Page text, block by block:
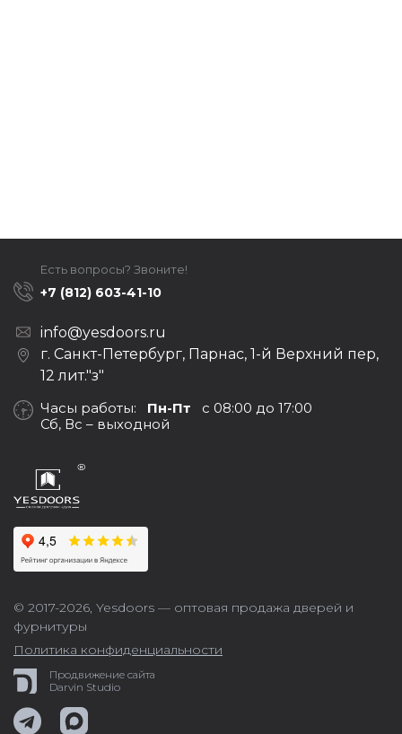
© 2017-2026, Yesdoors — оптовая продажа дверей и
фурнитуры
Политика конфиденциальности
Продвижение сайта
Darvin Studio
Есть вопросы? Звоните!
+7 (812) 603-41-10
info@yesdoors.ru
г. Санкт-Петербург, Парнас, 1-й Верхний пер,
12 лит."з"
Часы работы: Пн-Пт с 08:00 до 17:00
Сб, Вс – выходной